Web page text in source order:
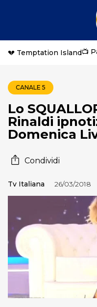
💔 Temptation Island📺
CANALE 5
Lo
Rinaldi
Domenica
Condividi
Tv Italiana 26/03/2018